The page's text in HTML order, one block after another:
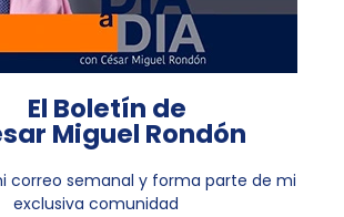
El Boletín de
Miguel Rondón
correo semanal y forma parte de mi
exclusiva comunidad